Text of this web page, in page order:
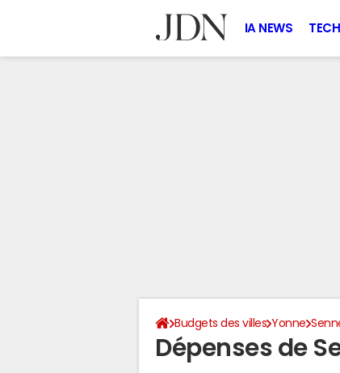
IA NEWS TECH
Budgets des villes Yonne
Dépenses de